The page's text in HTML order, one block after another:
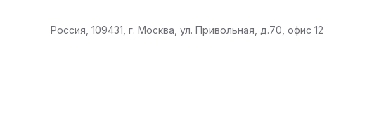
Россия, 109431, г. Москва, ул. Привольная, д.70, офис 12